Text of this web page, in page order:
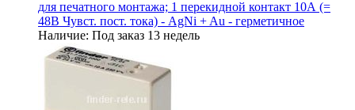
для печатного монтажа; 1 перекидной контакт 10А (=
48В Чувст. пост. тока) - AgNi + Au - герметичное
Наличие: Под заказ 13 недель